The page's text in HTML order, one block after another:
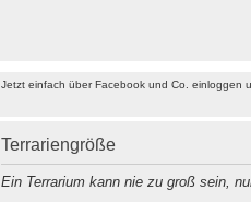
Jetzt einfach über Facebook und Co. einloggen
Terrariengröße
Ein Terrarium kann nie zu groß sein,